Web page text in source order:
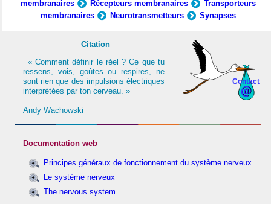
membranaires
Récepteurs membranaires
Transporteurs
membranaires
Neurotransmetteurs Synapses
Contact
Citation
« Comment définir le réel ? Ce que tu
ressens, vois, goûtes ou respires, ne
sont rien que des impulsions électriques
interprétées par ton cerveau. »
Andy Wachowski
Documentation web
Principes généraux de fonctionnement du système nerveux
Le système nerveux
The nervous system